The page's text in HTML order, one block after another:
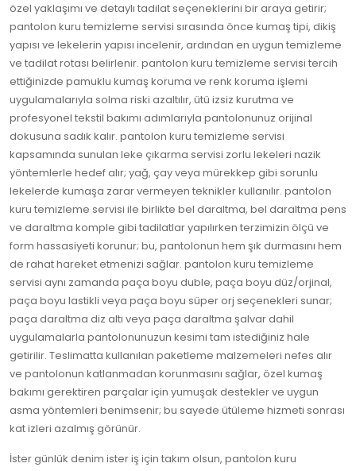
özel yaklaşımı ve detaylı tadilat seçeneklerini bir araya getirir;
pantolon kuru temizleme servisi sırasında önce kumaş tipi, dikiş
yapısı ve lekelerin yapısı incelenir, ardından en uygun temizleme
ve tadilat rotası belirlenir. pantolon kuru temizleme servisi tercih
ettiğinizde pamuklu kumaş koruma ve renk koruma işlemi
uygulamalarıyla solma riski azaltılır, ütü izsiz kurutma ve
profesyonel tekstil bakımı adımlarıyla pantolonunuz orijinal
dokusuna sadık kalır. pantolon kuru temizleme servisi
kapsamında sunulan leke çıkarma servisi zorlu lekeleri nazik
yöntemlerle hedef alır; yağ, çay veya mürekkep gibi sorunlu
lekelerde kumaşa zarar vermeyen teknikler kullanılır. pantolon
kuru temizleme servisi ile birlikte bel daraltma, bel daraltma pens
ve daraltma komple gibi tadilatlar yapılırken terzimizin ölçü ve
form hassasiyeti korunur; bu, pantolonun hem şık durmasını hem
de rahat hareket etmenizi sağlar. pantolon kuru temizleme
servisi aynı zamanda paça boyu duble, paça boyu düz/orjinal,
paça boyu lastikli veya paça boyu süper orj seçenekleri sunar;
paça daraltma diz altı veya paça daraltma şalvar dahil
uygulamalarla pantolonunuzun kesimi tam istediğiniz hale
getirilir. Teslimatta kullanılan paketleme malzemeleri nefes alır
ve pantolonun katlanmadan korunmasını sağlar, özel kumaş
bakımı gerektiren parçalar için yumuşak destekler ve uygun
asma yöntemleri benimsenir; bu sayede ütüleme hizmeti sonrası
kat izleri azalmış görünür.
İster günlük denim ister iş için takım olsun, pantolon kuru